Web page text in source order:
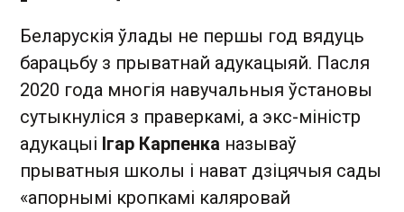
Беларускія ўлады не першы год вядуць
барацьбу з прыватнай адукацыяй. Пасля
2020 года многія навучальныя ўстановы
сутыкнуліся з праверкамі, а экс-міністр
адукацыі Ігар Карпенка называў
прыватныя школы і нават дзіцячыя сады
«апорнымі кропкамі каляровай